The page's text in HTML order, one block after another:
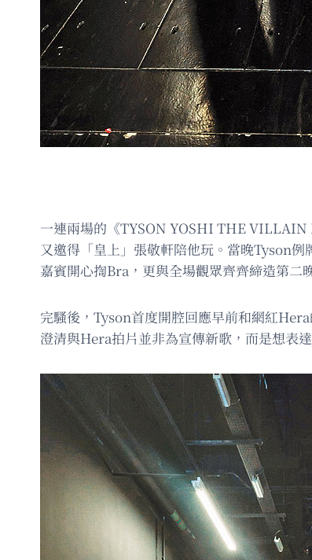
一連兩場的《TYSON YOSHI THE VILLAIN
又邀得「皇上」張敬軒陪他玩。當晚Tyson
嘉賓開心揈Bra，更與全場觀眾齊齊締造第二
完騷後，Tyson首度開腔回應早前和網紅
澄清與Hera拍片並非為宣傳新歌，而是想表